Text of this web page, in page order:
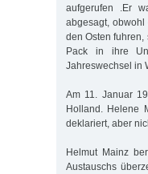
aufgerufen .Er
abgesagt,
den Osten
Pack in ihre
Jahreswechsel in
Am 11. Januar
Holland. Helene
deklariert, aber
Helmut Mainz
Austauschs